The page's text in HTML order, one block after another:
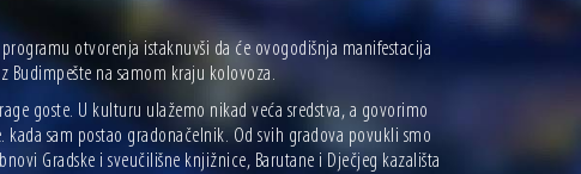
otvorenja istaknuvši da će ovogodišnja manifestacija
na samom kraju kolovoza.
goste. U kulturu ulažemo nikad veća sredstva, a govorimo
sam postao gradonačelnik. Od svih gradova povukli smo
Gradske i sveučilišne knjižnice, Barutane i Dječjeg kazališta